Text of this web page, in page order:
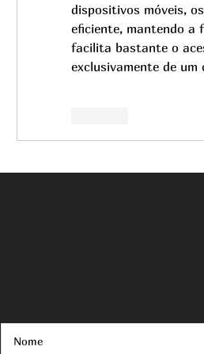
dispositivos móveis,
eficiente, mantendo a
facilita bastante o
exclusivamente de um